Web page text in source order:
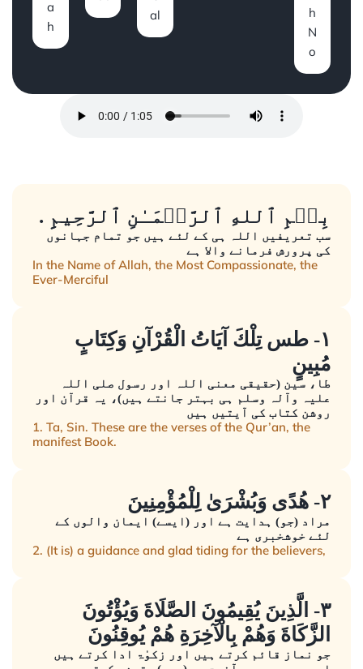
a
h
al
h
N
o
. بِسۡمِ ٱللهِ ٱلرَّحۡمَـٰنِ ٱلرَّحِيمِِ
سب تعریفیں اللہ ہی کے لئے ہیں جو تمام جہانوں
کی پرورش فرمانے والا ہے
In the Name of Allah, the Most Compassionate, the
Ever-Merciful
١- طس تِلْكَ آيَاتُ الْقُرْآنِ وَكِتَابٍ
مُبِينٍ
طا، سین (حقیقی معنی اللہ اور رسول صلی اللہ
علیہ وآلہ وسلم ہی بہتر جانتے ہیں)، یہ قرآن اور
روشن کتاب کی آیتیں ہیں
1. Ta, Sin. These are the verses of the Qur’an, the
manifest Book.
٢- هُدًى وَبُشْرَىٰ لِلْمُؤْمِنِينَ
مراد (جو) ہدایت ہے اور (ایسے) ایمان والوں کے
لئے خوشخبری ہے
2. (It is) a guidance and glad tiding for the believers,
٣- الَّذِينَ يُقِيمُونَ الصَّلَاةَ وَيُؤْتُونَ
الزَّكَاةَ وَهُمْ بِالْآخِرَةِ هُمْ يُوقِنُونَ
جو نماز قائم کرتے ہیں اور زکوٰۃ ادا کرتے ہیں